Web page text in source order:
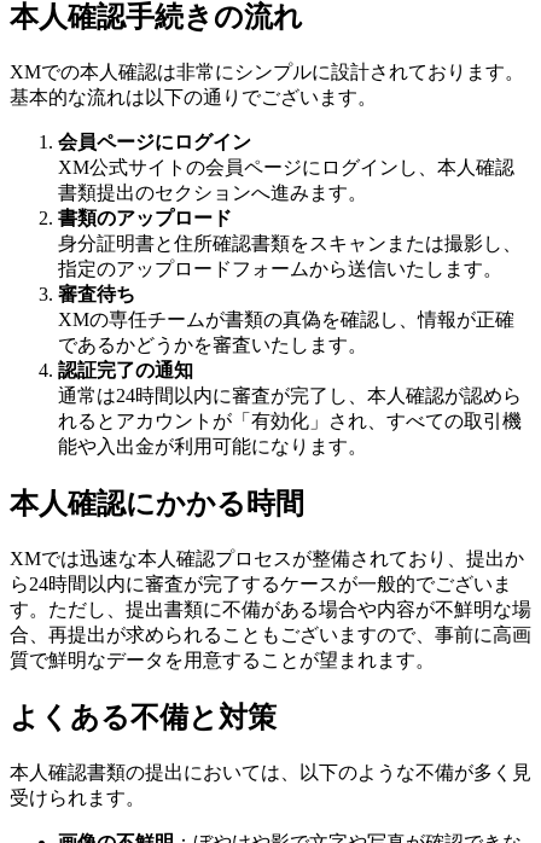
本人確認手続きの流れ
XMでの本人確認は非常にシンプルに設計されております。
基本的な流れは以下の通りでございます。
会員ページにログイン
XM公式サイトの会員ページにログインし、本人確認
書類提出のセクションへ進みます。
書類のアップロード
身分証明書と住所確認書類をスキャンまたは撮影し、
指定のアップロードフォームから送信いたします。
審査待ち
XMの専任チームが書類の真偽を確認し、情報が正確
であるかどうかを審査いたします。
認証完了の通知
通常は24時間以内に審査が完了し、本人確認が認めら
れるとアカウントが「有効化」され、すべての取引機
能や入出金が利用可能になります。
本人確認にかかる時間
XMでは迅速な本人確認プロセスが整備されており、提出か
ら24時間以内に審査が完了するケースが一般的でございま
す。ただし、提出書類に不備がある場合や内容が不鮮明な場
合、再提出が求められることもございますので、事前に高画
質で鮮明なデータを用意することが望まれます。
よくある不備と対策
本人確認書類の提出においては、以下のような不備が多く見
受けられます。